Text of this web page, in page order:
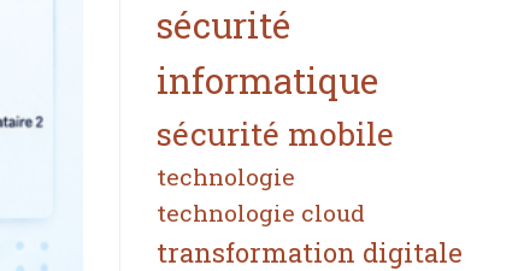
sécurité
informatique
sécurité mobile
technologie
technologie cloud
transformation digitale